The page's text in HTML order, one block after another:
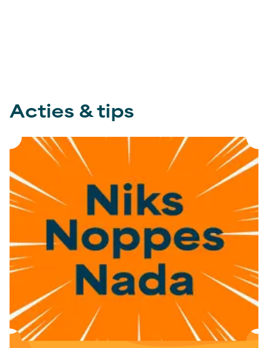
Acties & tips